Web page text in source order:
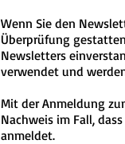
Wenn Sie den
Überprüfung
Newsletters
verwendet und
Mit der Anmeldung
Nachweis im Fall,
anmeldet.